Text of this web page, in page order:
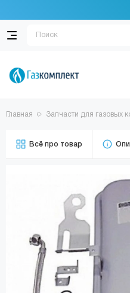
Главная Запчасти для газовых
Всё про товар